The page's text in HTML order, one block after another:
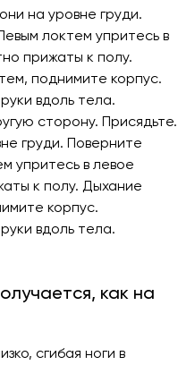
на уровне груди.
локтем упритесь в
прижаты к полу.
поднимите корпус.
вдоль тела.
сторону. Присядьте.
груди. Поверните
упритесь в левое
к полу. Дыхание
корпус.
вдоль тела.
как на
сгибая ноги в